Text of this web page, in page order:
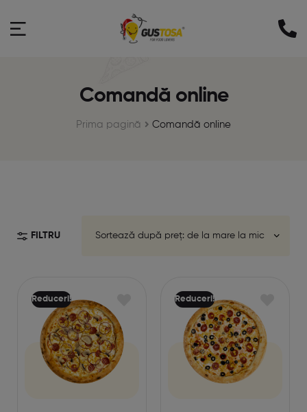
Comandă online
Prima pagină Comandă online
FILTRU
Reduceri! Reduceri!